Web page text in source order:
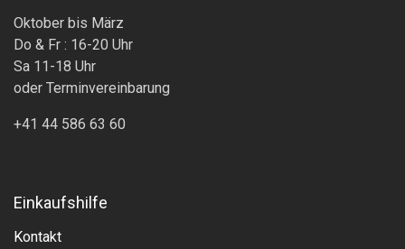
Oktober bis März
Do & Fr : 16-20 Uhr
Sa 11-18 Uhr
oder Terminvereinbarung
+41 44 586 63 60
Einkaufshilfe
Kontakt